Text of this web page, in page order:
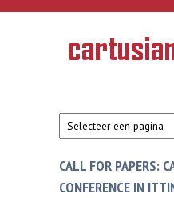
Overslaan en naar de inhoud gaan
Geschiedenis
van de
CALL FOR PAPERS:
CONFERENCE IN